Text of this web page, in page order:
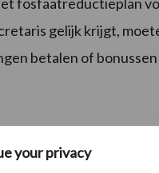
your privacy
gelijk krijgt,
betalen of
GVE’s je had ten
de 5 periodes